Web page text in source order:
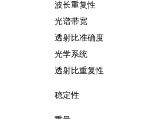
波长重复性
光谱带宽
透射比准确度
光学系统
透射比重复性
稳定性